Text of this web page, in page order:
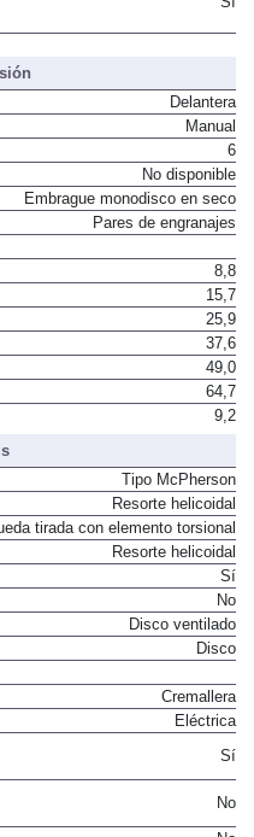
Delantera
Manual
6
No disponible
Embrague monodisco en seco
8,8
15,7
25,9
37,6
49,0
64,7
Tipo McPherson
Resorte helicoidal
tirada con elemento torsional
Resorte helicoidal
Sí
No
Disco ventilado
Cremallera